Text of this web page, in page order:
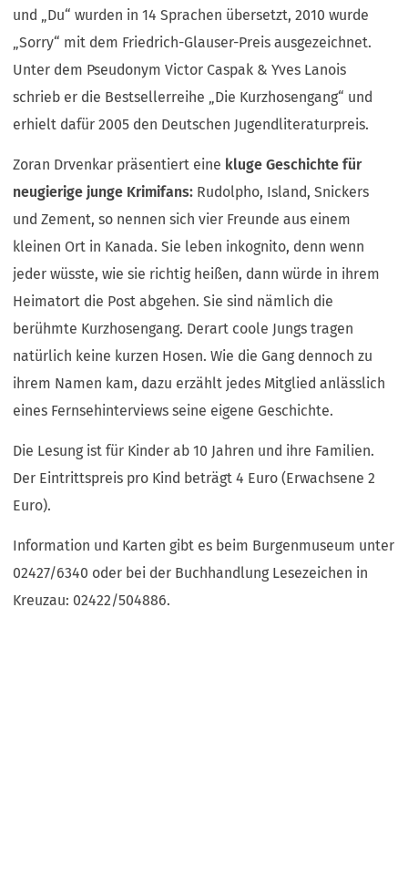
und „Du“ wurden in 14 Sprachen übersetzt, 2010 wurde
„Sorry“ mit dem Friedrich-Glauser-Preis ausgezeichnet.
Unter dem Pseudonym Victor Caspak & Yves Lanois
schrieb er die Bestsellerreihe „Die Kurzhosengang“ und
erhielt dafür 2005 den Deutschen Jugendliteraturpreis.
Zoran Drvenkar präsentiert eine kluge Geschichte für
neugierige junge Krimifans: Rudolpho, Island, Snickers
und Zement, so nennen sich vier Freunde aus einem
kleinen Ort in Kanada. Sie leben inkognito, denn wenn
jeder wüsste, wie sie richtig heißen, dann würde in ihrem
Heimatort die Post abgehen. Sie sind nämlich die
berühmte Kurzhosengang. Derart coole Jungs tragen
natürlich keine kurzen Hosen. Wie die Gang dennoch zu
ihrem Namen kam, dazu erzählt jedes Mitglied anlässlich
eines Fernsehinterviews seine eigene Geschichte.
Die Lesung ist für Kinder ab 10 Jahren und ihre Familien.
Der Eintrittspreis pro Kind beträgt 4 Euro (Erwachsene 2
Euro).
Information und Karten gibt es beim Burgenmuseum unter
02427/6340 oder bei der Buchhandlung Lesezeichen in
Kreuzau: 02422/504886.